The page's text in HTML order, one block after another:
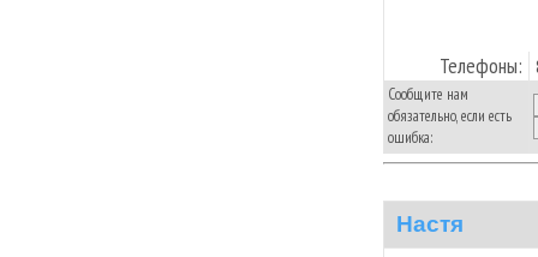
Телефоны:
Сообщите нам
обязательно, если есть
ошибка:
Настя